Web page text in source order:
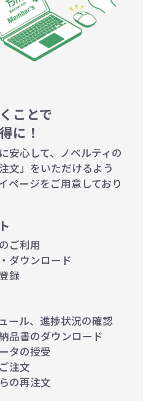
満（1式：18,000円）
個の場合：42円（1個
の場合：35円（1個
：28円（1個当た
ことで
に！
安心して、ノベルティの
文」をいただけるよう
ページをご用意しており
ご利用
ダウンロード
録
ール、進捗状況の確認
品書のダウンロード
タの授受
注文
の再注文